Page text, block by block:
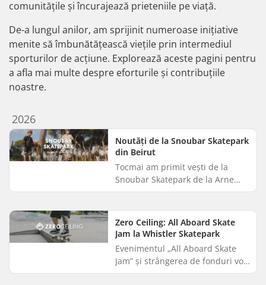
comunitățile și încurajează prieteniile pe viață.
De-a lungul anilor, am sprijinit numeroase inițiative
menite să îmbunătățească viețile prin intermediul
sporturilor de acțiune. Explorează aceste pagini pentru
a afla mai multe despre eforturile și contribuțiile
noastre.
2026
Noutăți de la Snoubar Skatepark
din Beirut
Tocmai am primit vești de la
Snoubar Skatepark de la Arne
Hillerns, fondatorul și co-
Skate Life. În 2021, SkatePro a ...
Zero Ceiling: All Aboard Skate
Jam la Whistler Skatepark
Evenimentul „All Aboard Skate
Jam” și strângerea de fonduri vor
avea loc pe 26 august 2026, iar